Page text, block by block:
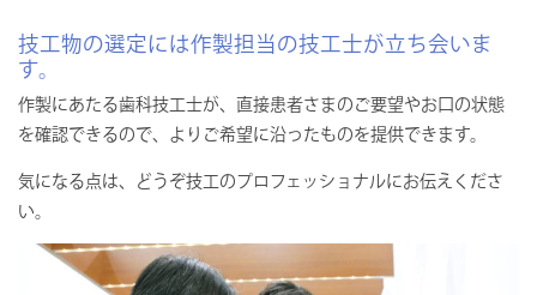
技工物の選定には作製担当の技工士が立ち会いま
す。
作製にあたる歯科技工士が、直接患者さまのご要望やお口の状態
を確認できるので、よりご希望に沿ったものを提供できます。
気になる点は、どうぞ技工のプロフェッショナルにお伝えくださ
い。